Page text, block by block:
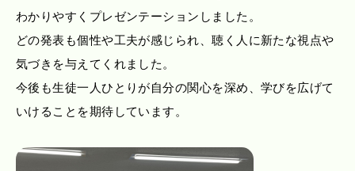
わかりやすくプレゼンテーションしました。
どの発表も個性や工夫が感じられ、聴く人に新たな視点や
気づきを与えてくれました。
今後も生徒一人ひとりが自分の関心を深め、学びを広げて
いけることを期待しています。